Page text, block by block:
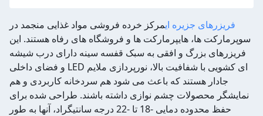
فریزرهای جزیره ایمرکز خرده فروشی مواد غذایی منجمد در
سوپرمارکت ها، هایپرمارکت ها و فروشگاه های رفاه هستند. این
فریزرهای بزرگ و افقی به سبک قفسه سینه دارای درب شیشه
ای کشویی با شفافیت بالا، نورپردازی ملایم LED و فضای داخلی
جادار هستند که باعث می شود هم سردخانه کاربردی و هم
نمایشگر محصولات چشم نوازی داشته باشند. طراحی شده برای
حفظ محدوده دمایی -18 تا -22 درجه سانتیگراد، آنها به طور